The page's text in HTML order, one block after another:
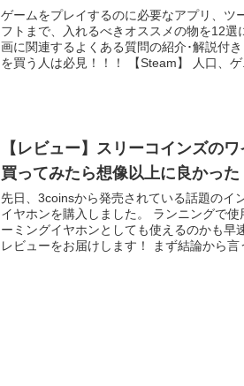
ゲームをプレイするのに必要なアプリ、ツ
フトまで、入れるべきオススメの物を12選
画に関連するよくある質問の紹介･解説付
を買う人は必見！！！ 【Steam】 人口、ゲ
【レビュー】スリーコインズの
買ってみたら想像以上に良かった
先日、3coinsから発売されている話題のイ
イヤホンを購入しました。 ランニングで
ーミングイヤホンとしても使えるのかも早
レビューをお届けします！ まず結論から言